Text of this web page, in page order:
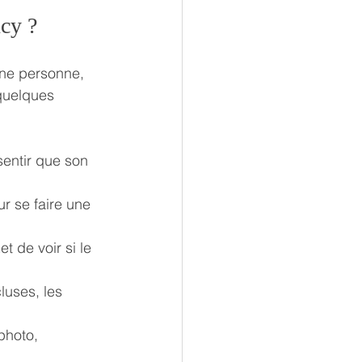
?
personne,
que son
se faire une
de voir si le
les